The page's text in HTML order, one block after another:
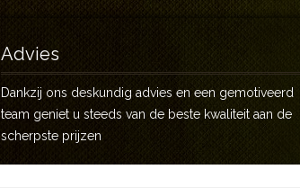
Advies
Dankzij ons deskundig advies en een gemotiveerd
team geniet u steeds van de beste kwaliteit aan de
scherpste prijzen